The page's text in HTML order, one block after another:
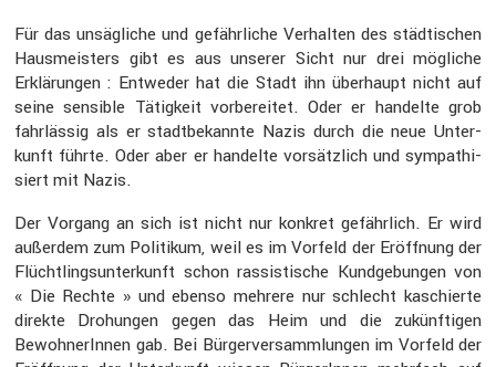
Für das unsäg­liche und gefähr­liche Verhalten des städti­schen
Hausmeis­ters gibt es aus unserer Sicht nur drei mögliche
Erklä­rungen : Entweder hat die Stadt ihn überhaupt nicht auf
seine sensible Tätig­keit vorbe­reitet. Oder er handelte grob
fahrlässig als er stadt­be­kannte Nazis durch die neue Unter­
kunft führte. Oder aber er handelte vorsätz­lich und sympa­thi­
siert mit Nazis.
Der Vorgang an sich ist nicht nur konkret gefähr­lich. Er wird
außerdem zum Politikum, weil es im Vorfeld der Eröff­nung der
Flücht­lings­un­ter­kunft schon rassis­ti­sche Kundge­bungen von
« Die Rechte » und ebenso mehrere nur schlecht kaschierte
direkte Drohungen gegen das Heim und die zukünf­tigen
Bewoh­ne­rInnen gab. Bei Bürger­ver­samm­lungen im Vorfeld der